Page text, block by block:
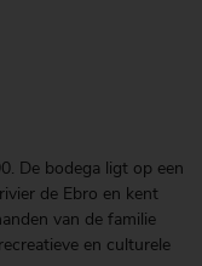
De bodega ligt op een
de Ebro en kent
van de familie
en culturele